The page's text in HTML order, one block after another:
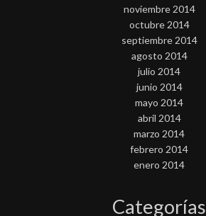
noviembre 2014
octubre 2014
septiembre 2014
agosto 2014
julio 2014
junio 2014
mayo 2014
abril 2014
marzo 2014
febrero 2014
enero 2014
Categorías